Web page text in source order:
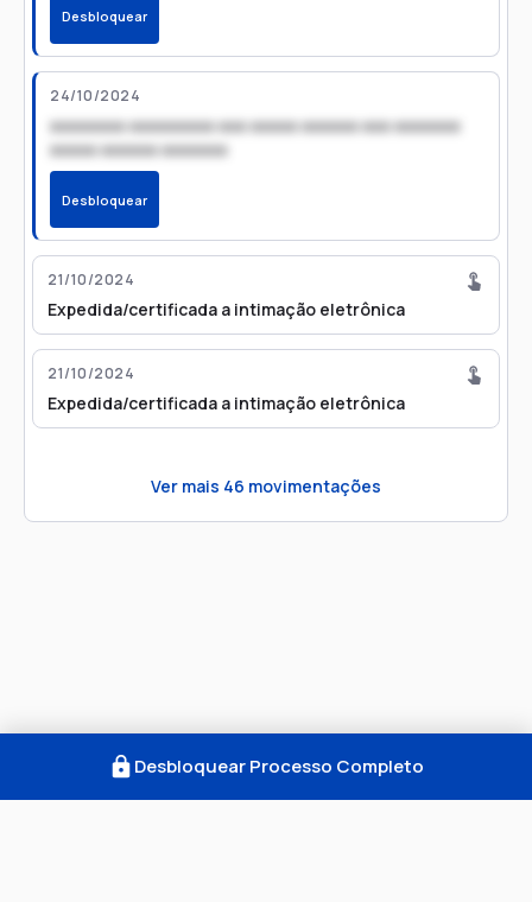
Desbloquear
24/10/2024
xxxxxxxx xxxxxxxxx xxx xxxxx xxxxxx xxx xxxxxxx
xxxxx xxxxxx xxxxxxx
Desbloquear
21/10/2024
Expedida/certificada a intimação eletrônica
21/10/2024
Expedida/certificada a intimação eletrônica
Ver mais 46 movimentações
Desbloquear Processo Completo